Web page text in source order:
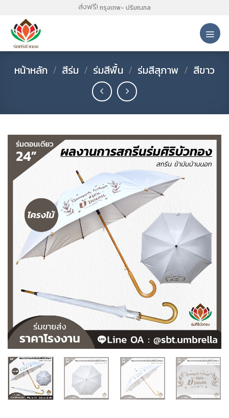
content
ส่งฟรี! กรุงเทพ- ปริมณฑล
หน้าหลัก / สีร่ม / ร่มสีพื้น / ร่มสีสุภาพ / สีขาว